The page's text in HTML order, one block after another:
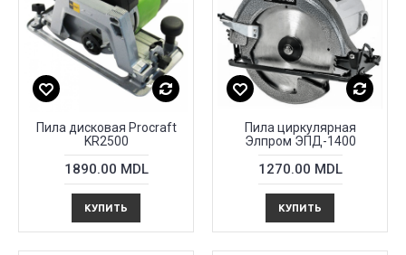
Пила дисковая Procraft
KR2500
1890.00 MDL
КУПИТЬ
Пила циркулярная
Элпром ЭПД-1400
1270.00 MDL
КУПИТЬ